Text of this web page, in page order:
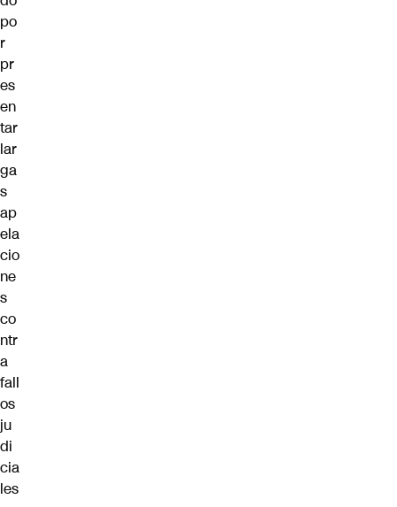
po
r
pr
es
en
tar
lar
ga
s
ap
ela
cio
ne
s
co
ntr
a
fall
os
ju
di
cia
les